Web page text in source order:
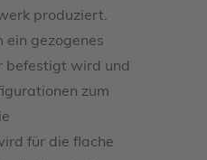
produziert.
ein gezogenes
befestigt wird und
zum
für die flache